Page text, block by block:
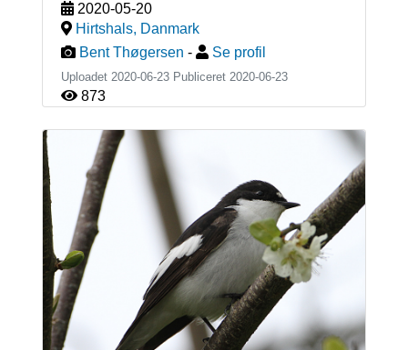
2020-05-20
Hirtshals, Danmark
Bent Thøgersen - Se profil
Uploadet 2020-06-23 Publiceret 2020-06-23
873